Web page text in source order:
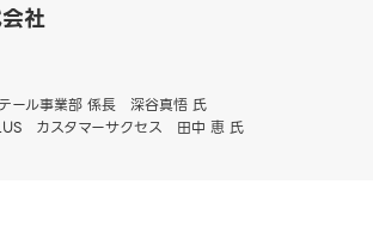
社
ール事業部 係長 深谷真悟 氏
カスタマーサクセス 田中 恵 氏